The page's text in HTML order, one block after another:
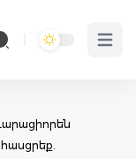
Open